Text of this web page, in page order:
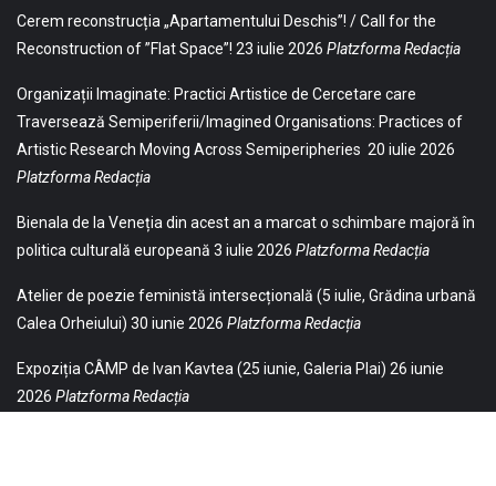
Cerem reconstrucția „Apartamentului Deschis”! / Call for the
Reconstruction of ”Flat Space”! 23 iulie 2026 Platzforma Redacția
Organizații Imaginate: Practici Artistice de Cercetare care
Traversează Semiperiferii/Imagined Organisations: Practices of
Artistic Research Moving Across Semiperipheries 20 iulie 2026
Platzforma Redacția
Bienala de la Veneția din acest an a marcat o schimbare majoră în
politica culturală europeană 3 iulie 2026 Platzforma Redacția
Atelier de poezie feministă intersecțională (5 iulie, Grădina urbană
Calea Orheiului) 30 iunie 2026 Platzforma Redacția
Expoziția CÂMP de Ivan Kavtea (25 iunie, Galeria Plai) 26 iunie
2026 Platzforma Redacția